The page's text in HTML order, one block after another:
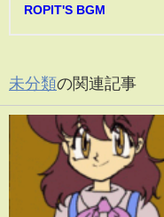
ROPIT'S BGM
未分類の関連記事